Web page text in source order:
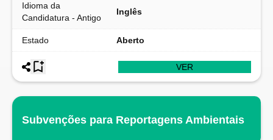
Idioma da
Candidatura - Antigo
Inglês
Estado Aberto
VER
Subvenções para Reportagens Ambientais